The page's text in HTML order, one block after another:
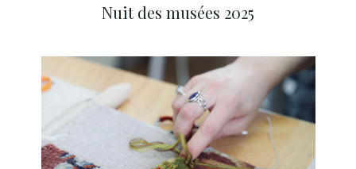
Nuit des musées 2025